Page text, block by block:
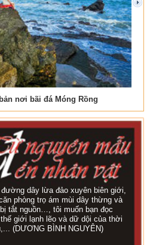
nơi bãi đá Móng Rồng
next
dây lừa đảo xuyên biên giới,
phòng trọ ám mùi dây thừng và
tắt nguồn…, tôi muốn bạn đọc
giới lạnh lẽo và dữ dội của thời
(DƯƠNG BÌNH NGUYÊN)